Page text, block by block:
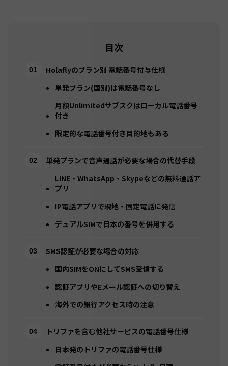
目次
Holaflyのプラン別 電話番号付与仕様
単発プラン(国別)は電話番号なし
月額Unlimitedサブスクはローカル電話番号
付き
限定的な電話番号付き目的地もある
単発プランで音声通話が必要な場合の代替手段
LINE・WhatsApp・Skypeなどの無料通話ア
プリ
IP電話アプリで現地・固定電話に発信
デュアルSIMで日本の番号を併用する
SMS認証が必要な場合の対応
国内SIMをONにしてSMS受信する
認証アプリやEメール認証への切り替え
海外での銀行アクセス時の注意
トリファを含む他社サービスの電話番号仕様
日本発のトリファの電話番号仕様